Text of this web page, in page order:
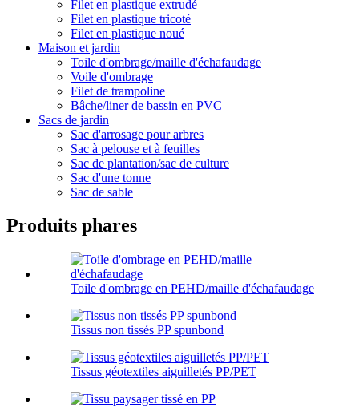
Filet en plastique extrudé
Filet en plastique tricoté
Filet en plastique noué
Maison et jardin
Toile d'ombrage/maille d'échafaudage
Voile d'ombrage
Filet de trampoline
Bâche/liner de bassin en PVC
Sacs de jardin
Sac d'arrosage pour arbres
Sac à pelouse et à feuilles
Sac de plantation/sac de culture
Sac d'une tonne
Sac de sable
Produits phares
Toile d'ombrage en PEHD/maille d'échafaudage
Tissus non tissés PP spunbond
Tissus géotextiles aiguilletés PP/PET